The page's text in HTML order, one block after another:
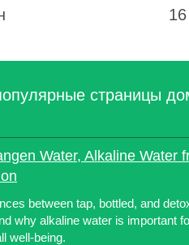
страницы
Water, Alkaline Water
between tap, bottled, and
why alkaline water is important
well-being.